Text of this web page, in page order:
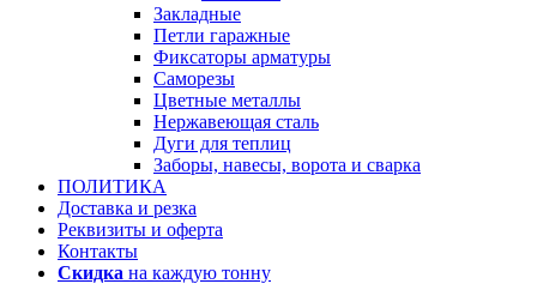
Закладные
Петли гаражные
Фиксаторы арматуры
Саморезы
Цветные металлы
Нержавеющая сталь
Дуги для теплиц
Заборы, навесы, ворота и сварка
ПОЛИТИКА
Доставка и резка
Реквизиты и оферта
Контакты
Скидка на каждую тонну